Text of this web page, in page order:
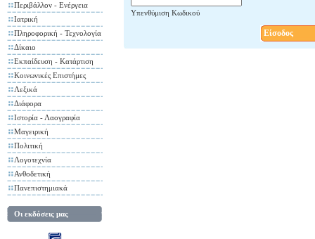
Περιβάλλον - Ενέργεια
Ιατρική
Πληροφορική - Τεχνολογία
Δίκαιο
Εκπαίδευση - Κατάρτιση
Κοινωνικές Επιστήμες
Λεξικά
Διάφορα
Ιστορία - Λαογραφία
Μαγειρική
Πολιτική
Λογοτεχνία
Ανθοδετική
Πανεπιστημιακά
Οι εκδόσεις μας
Υπενθύμιση Κωδικού
Είσοδος